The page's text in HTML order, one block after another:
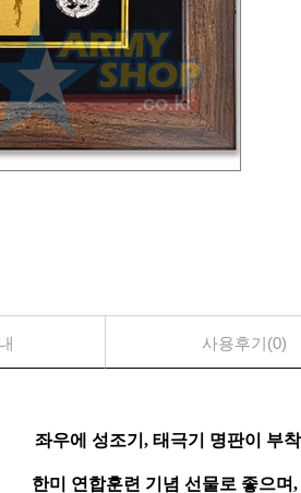
사용후기(0)
좌우에 성조기, 태극기 명판이 부
한미 연합훈련 기념 선물로 좋으며